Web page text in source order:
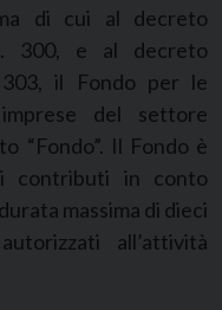
di cui al decreto
300, e al decreto
il Fondo per le
del settore
“Fondo”. Il Fondo è
contributi in conto
massima di dieci
all’attività